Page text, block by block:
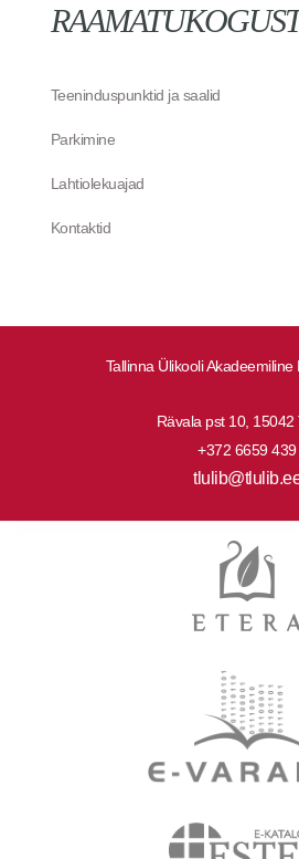
Tallinna Ülikooli
Rävala pst 10, 15042
+372 6659 439
Teeninduspunktid ja saalid
Parkimine
Lahtiolekuajad
Kontaktid